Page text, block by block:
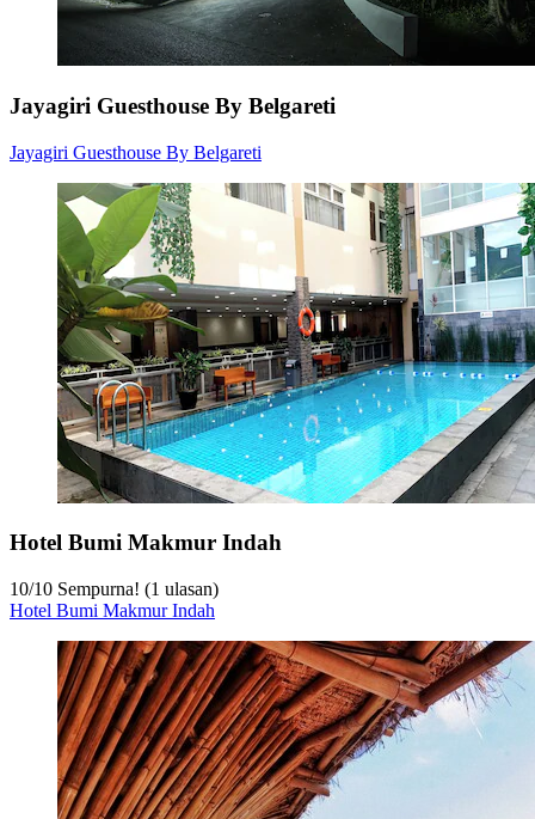
Jayagiri Guesthouse By Belgareti
Jayagiri Guesthouse By Belgareti
Hotel Bumi Makmur Indah
10/10 Sempurna! (1 ulasan)
Hotel Bumi Makmur Indah